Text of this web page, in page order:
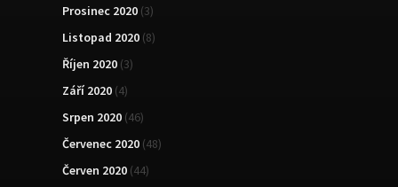
Prosinec 2020 (3)
Listopad 2020 (8)
Říjen 2020 (3)
Září 2020 (4)
Srpen 2020 (46)
Červenec 2020 (48)
Červen 2020 (44)